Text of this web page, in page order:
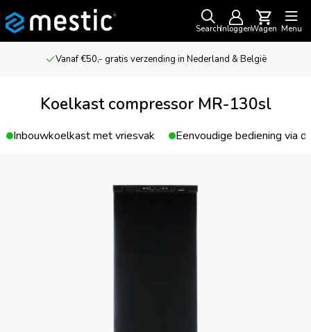
SearchInloggenWagen Menu
Vanaf €50,- gratis verzending in Nederland & België
Koelkast compressor MR-130sl
Inbouwkoelkast met vriesvak Eenvoudige bediening via